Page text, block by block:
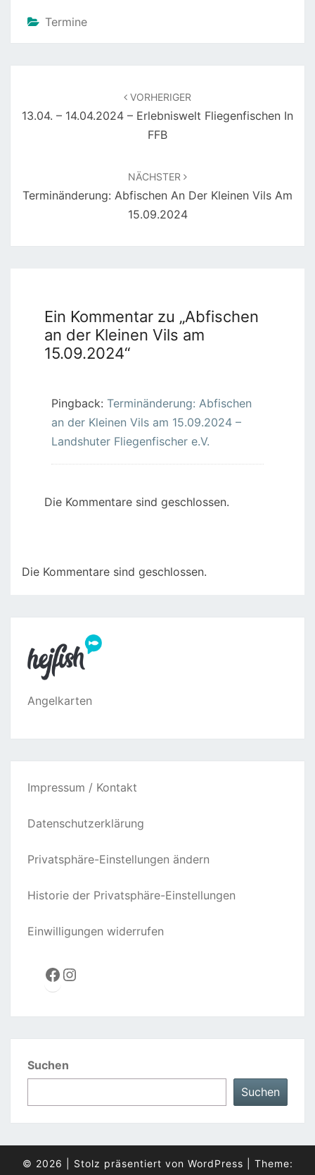
Termine
VORHERIGER
13.04. – 14.04.2024 – Erlebniswelt Fliegenfischen In
FFB
NÄCHSTER
Terminänderung: Abfischen An Der Kleinen Vils Am
15.09.2024
Ein Kommentar zu „Abfischen
an der Kleinen Vils am
15.09.2024“
Pingback: Terminänderung: Abfischen
an der Kleinen Vils am 15.09.2024 –
Landshuter Fliegenfischer e.V.
Die Kommentare sind geschlossen.
Die Kommentare sind geschlossen.
Angelkarten
Impressum / Kontakt
Datenschutzerklärung
Privatsphäre-Einstellungen ändern
Historie der Privatsphäre-Einstellungen
Einwilligungen widerrufen
Facebook
Instagram
Suchen
Suchen
© 2026 Stolz präsentiert von WordPress
Theme: